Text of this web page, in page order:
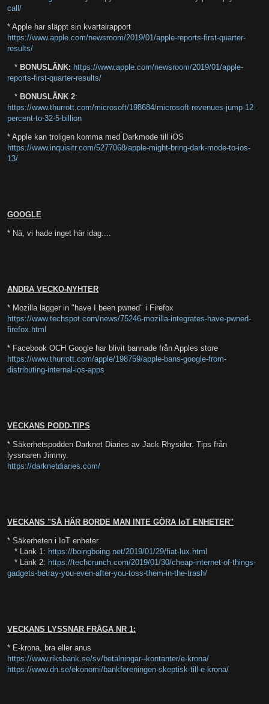
call/
* Apple har släppt sin kvartalrapport
https://www.apple.com/newsroom/2019/01/apple-reports-first-quarter-
results/
* BONUSLÄNK: https://www.apple.com/newsroom/2019/01/apple-
reports-first-quarter-results/
* BONUSLÄNK 2:
https://www.thurrott.com/microsoft/198684/microsoft-revenues-jump-12-
percent-to-32-5-billion
* Apple kan troligen komma med Darkmode till iOS
https://www.inquisitr.com/5277068/apple-might-bring-dark-mode-to-ios-
13/
GOOGLE
* Nä, vi hade inget här idag....
ANDRA VECKO-NYHTER
* Mozilla lägger in "have I been pwned" i Firefox
https://www.techspot.com/news/75246-mozilla-integrates-have-pwned-
firefox.html
* Facebook OCH Google har blivit bannade från Apples store
https://www.thurrott.com/apple/198759/apple-bans-google-from-
distributing-internal-ios-apps
VECKANS PODD-TIPS
* Säkerhetspodden Darknet Diaries av Jack Rhysider. Tips från
lyssnaren Jimmy.
https://darknetdiaries.com/
VECKANS "SÅ HÄR BORDE MAN INTE GÖRA IoT ENHETER"
* Säkerheten i IoT enheter
* Länk 1: https://boingboing.net/2019/01/29/fiat-lux.html
* Länk 2: https://techcrunch.com/2019/01/30/cheap-internet-of-things-
gadgets-betray-you-even-after-you-toss-them-in-the-trash/
VECKANS LYSSNAR FRÅGA NR 1:
* E-krona, bra eller anus
https://www.riksbank.se/sv/betalningar--kontanter/e-krona/
https://www.dn.se/ekonomi/bankforeningen-skeptisk-till-e-krona/